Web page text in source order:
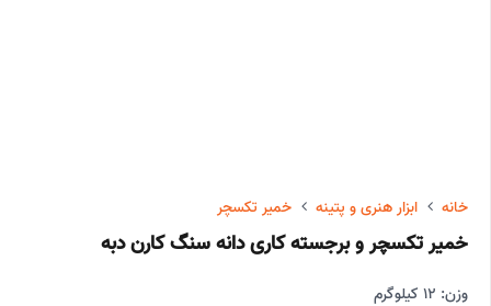
خانه ابزار هنری و پتینه خمیر تکسچر
خمیر تکسچر و برجسته کاری دانه سنگ کارن دبه
وزن: 12 کیلوگرم